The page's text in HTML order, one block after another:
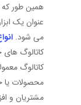
همین طور
عنوان یک
می‌ شود.
کاتالوگ
کاتالوگ
محصولات
مشتریان و